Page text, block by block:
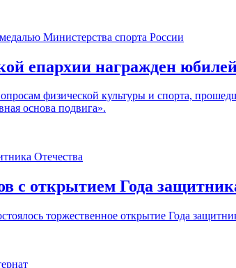
епархии награжден
физической культуры и спорта,
основа подвига».
с открытием Года
торжественное открытие Года